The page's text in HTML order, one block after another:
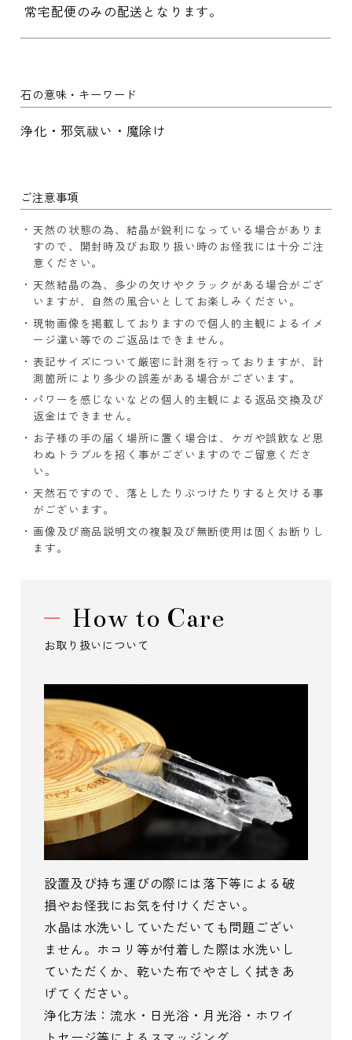
常宅配便のみの配送となります。
石の意味・キーワード
浄化・邪気祓い・魔除け
ご注意事項
天然の状態の為、結晶が鋭利になっている場合がありま
すので、開封時及びお取り扱い時のお怪我には十分ご注
意ください。
天然結晶の為、多少の欠けやクラックがある場合がござ
いますが、自然の風合いとしてお楽しみください。
現物画像を掲載しておりますので個人的主観によるイメ
ージ違い等でのご返品はできません。
表記サイズについて厳密に計測を行っておりますが、計
測箇所により多少の誤差がある場合がございます。
パワーを感じないなどの個人的主観による返品交換及び
返金はできません。
お子様の手の届く場所に置く場合は、ケガや誤飲など思
わぬトラブルを招く事がございますのでご留意くださ
い。
天然石ですので、落としたりぶつけたりすると欠ける事
がございます。
画像及び商品説明文の複製及び無断使用は固くお断りし
ます。
How to Care
お取り扱いについて
設置及び持ち運びの際には落下等による破
損やお怪我にお気を付けください。
水晶は水洗いしていただいても問題ござい
ません。ホコリ等が付着した際は水洗いし
ていただくか、乾いた布でやさしく拭きあ
げてください。
浄化方法：流水・日光浴・月光浴・ホワイ